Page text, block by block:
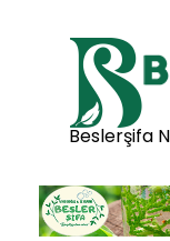
Beslerşifa